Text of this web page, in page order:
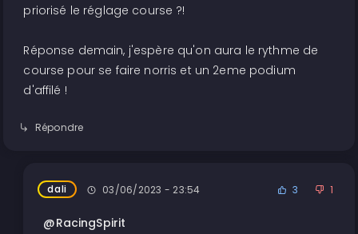
priorisé le réglage course ?!
Réponse demain, j'espère qu'on aura le rythme de
course pour se faire norris et un 2eme podium
d'affilé !
Répondre
dali 03/06/2023 - 23:54 3 1
@RacingSpirit